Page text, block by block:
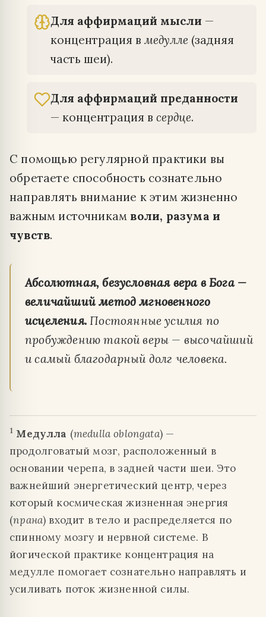
Для аффирмаций мысли —
концентрация вмедулле (задняя
часть шеи).
Для аффирмаций преданности
— концентрация всердце.
С помощью регулярной практики вы
обретаете способность сознательно
направлять внимание к этим жизненно
важным источникам воли, разума и
чувств.
Абсолютная, безусловная вера в Бога —
величайший метод мгновенного
исцеления.Постоянные усилия по
пробуждению такой веры — высочайший
и самый благодарный долг человека.
1 Медулла (medulla oblongata) —
продолговатый мозг, расположенный в
основании черепа, в задней части шеи. Это
важнейший энергетический центр, через
который космическая жизненная энергия
(прана) входит в тело и распределяется по
спинному мозгу и нервной системе. В
йогической практике концентрация на
медулле помогает сознательно направлять и
усиливать поток жизненной силы.